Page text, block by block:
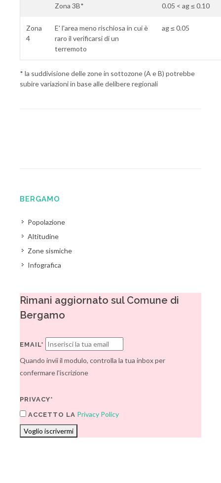
Zona 3B* 0.05 < ag ≤ 0.10
Zona
4
E' l'area meno rischiosa in cui è
raro il verificarsi di un
terremoto
ag ≤ 0.05
* la suddivisione delle zone in sottozone (A e B) potrebbe
subire variazioni in base alle delibere regionali
BERGAMO
Popolazione
Altitudine
Zone sismiche
Infografica
Rimani aggiornato sul Comune di
Bergamo
EMAIL*
Quando invii il modulo, controlla la tua inbox per
confermare l'iscrizione
PRIVACY*
ACCETTO LA Privacy Policy
Voglio iscrivermi